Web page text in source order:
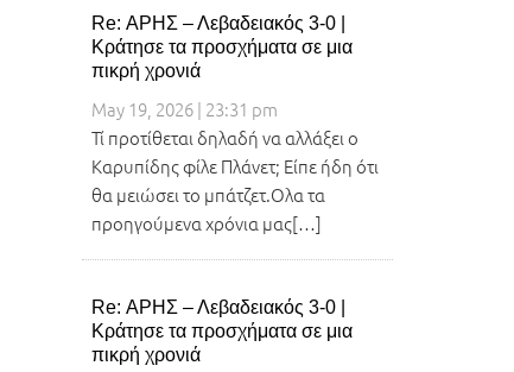
Re: ΑΡΗΣ – Λεβαδειακός 3-0 |
Κράτησε τα προσχήματα σε μια
πικρή χρονιά
May 19, 2026 | 23:31 pm
Τί προτίθεται δηλαδή να αλλάξει ο
Καρυπίδης φίλε Πλάνετ; Είπε ήδη ότι
θα μειώσει το μπάτζετ.Ολα τα
προηγούμενα χρόνια μας[…]
Re: ΑΡΗΣ – Λεβαδειακός 3-0 |
Κράτησε τα προσχήματα σε μια
πικρή χρονιά